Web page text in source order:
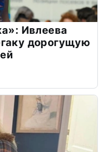
Ивлеева
дорогущую